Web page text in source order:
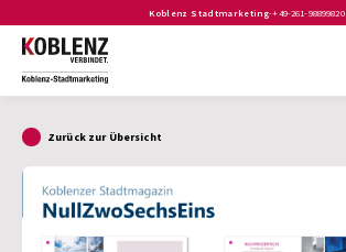
Koblenz Stadtmarketing-+49-261-98899820
Zurück zur Übersicht